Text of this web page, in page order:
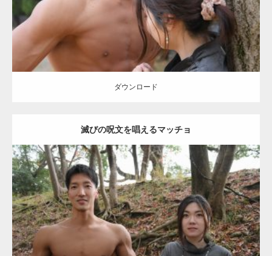
ダウンロード
滅びの呪文を唱えるマッチョ
Update:2021.07.8
Category:公園のマッチョ その他 AKIHITO(細マッチョ) 大胸筋 腹筋
ダウンロード
【YouTube】マッチョフリー素材メンバーが
ギネス世界記録…
【TV】TBS番組「ひるおび」にてマッスルプ
ラスが紹介されま…
TOKYO FMラジオ番組「ONE MORNING」
で紹介さ…